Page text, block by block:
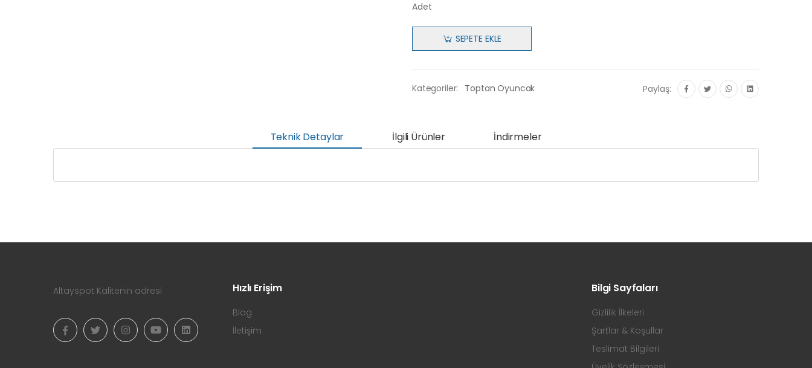
Adet
SEPETE EKLE
Kategoriler: Toptan Oyuncak Paylaş:
Teknik Detaylar İlgili Ürünler İndirmeler
Altayspot Kalitenin adresi Hızlı Erişim
Blog
İletişim
Bilgi Sayfaları
Gizlilik İlkeleri
Şartlar & Koşullar
Teslimat Bilgileri